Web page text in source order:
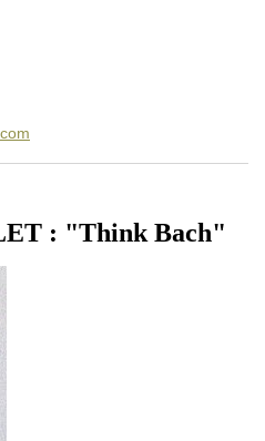
: "Think Bach"